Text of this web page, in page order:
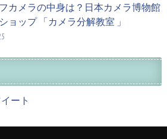
カメラの中身は？日本カメラ博物館
ョップ 「カメラ分解教室 」
ート